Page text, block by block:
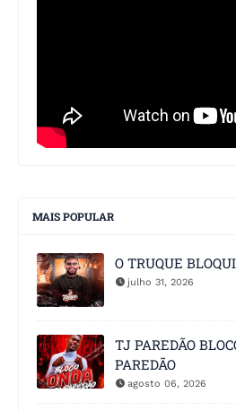
MAIS POPULAR
O TRUQUE
julho 31, 2026
TJ PAREDÃO
PAREDÃO
agosto 06, 2026